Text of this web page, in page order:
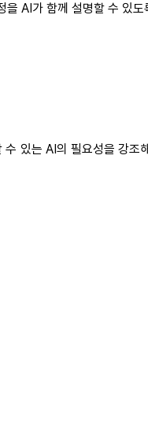
AI가 함께 설명할 수 있도
있는 AI의 필요성을 강조